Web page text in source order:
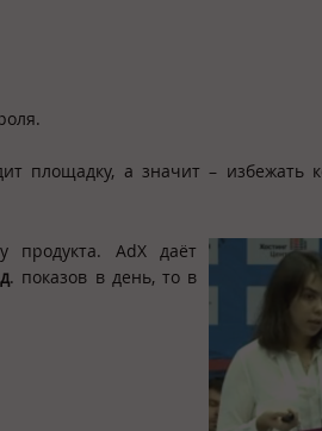
площадку, а значит – избежать
продукта. AdX даёт
. показов в день, то в